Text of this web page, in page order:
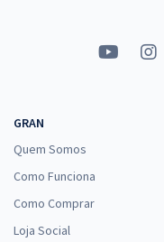
GRAN
Quem Somos
Como Funciona
Como Comprar
Loja Social